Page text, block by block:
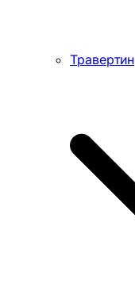
Травертин